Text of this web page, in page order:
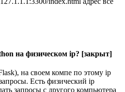
на физическом ip? [закрыт]
на своем компе по этому ip
Есть физический ip
запросы с другого компьютера